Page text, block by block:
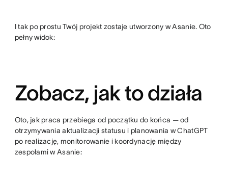
I tak po prostu Twój projekt zostaje utworzony w Asanie. Oto
pełny widok:
Zobacz, jak to działa
Oto, jak praca przebiega od początku do końca — od
otrzymywania aktualizacji statusu i planowania w ChatGPT
po realizację, monitorowanie i koordynację między
zespołami w Asanie: